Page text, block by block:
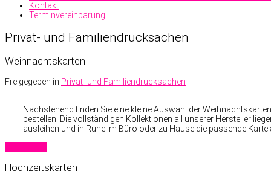
Kontakt
Terminvereinbarung
Privat- und Familiendrucksachen
Weihnachtskarten
Freigegeben in Privat- und Familiendrucksachen
Nachstehend finden Sie eine kleine Auswahl der
bestellen. Die vollständigen Kollektionen all unserer Hersteller
ausleihen und in Ruhe im Büro oder zu Hause die passende
Hochzeitskarten